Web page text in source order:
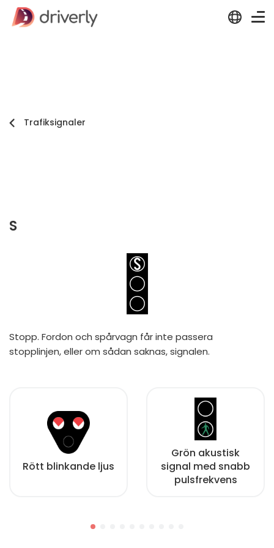
Trafiksignaler
S
Stopp. Fordon och spårvagn får inte passera
stopplinjen, eller om sådan saknas, signalen.
Rött blinkande ljus
Grön akustisk
signal med snabb
pulsfrekvens